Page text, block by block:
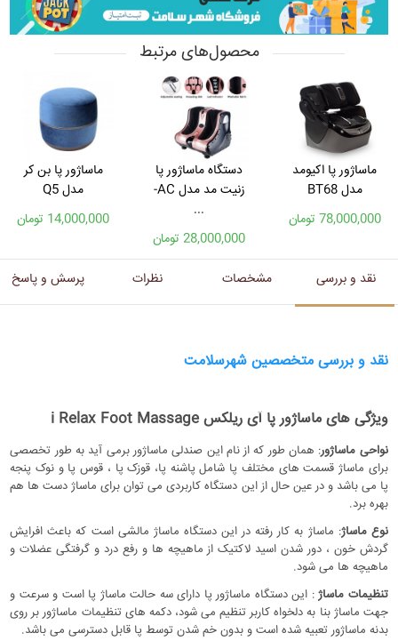
محصول‌های مرتبط
ماساژور پا اکیومد
مدل BT68
78,000,000 تومان
دستگاه ماساژور پا
زنیت مد مدل AC-
...
28,000,000 تومان
ماساژور پا بن کر
مدل Q5
14,000,000 تومان
نقد و بررسی مشخصات نظرات پرسش و پاسخ
نقد و بررسی متخصصین شهرسلامت
ویژگی های ماساژور پا آی ریلکس i Relax Foot Massage
نواحی ماساژور: همان طور که از نام این صندلی ماساژور برمی آید به طور تخصصی
برای ماساژ قسمت های مختلف پا شامل پاشنه پا، قوزک پا ، قوس پا و نوک پنجه
پا می باشد و در عین حال از این دستگاه کاربردی می توان برای ماساژ دست ها هم
بهره برد.
نوع ماساژ: ماساژ به کار رفته در این دستگاه ماساژ مالشی است که باعث افرایش
گردش خون ، دور شدن اسید لاکتیک از ماهیچه ها و رفع درد و گرفتگی عضلات و
ماهیچه ها می شود.
تنظیمات ماساژ: این دستگاه ماساژور پا دارای سه حالت ماساژ پا است و سرعت و
جهت ماساژ بنا به دلخواه کاربر تنظیم می شود، دکمه های تنظیمات ماساژور بر روی
بدنه ماساژور تعبیه شده است و بدون خم شدن توسط پا قابل دسترسی می باشد.